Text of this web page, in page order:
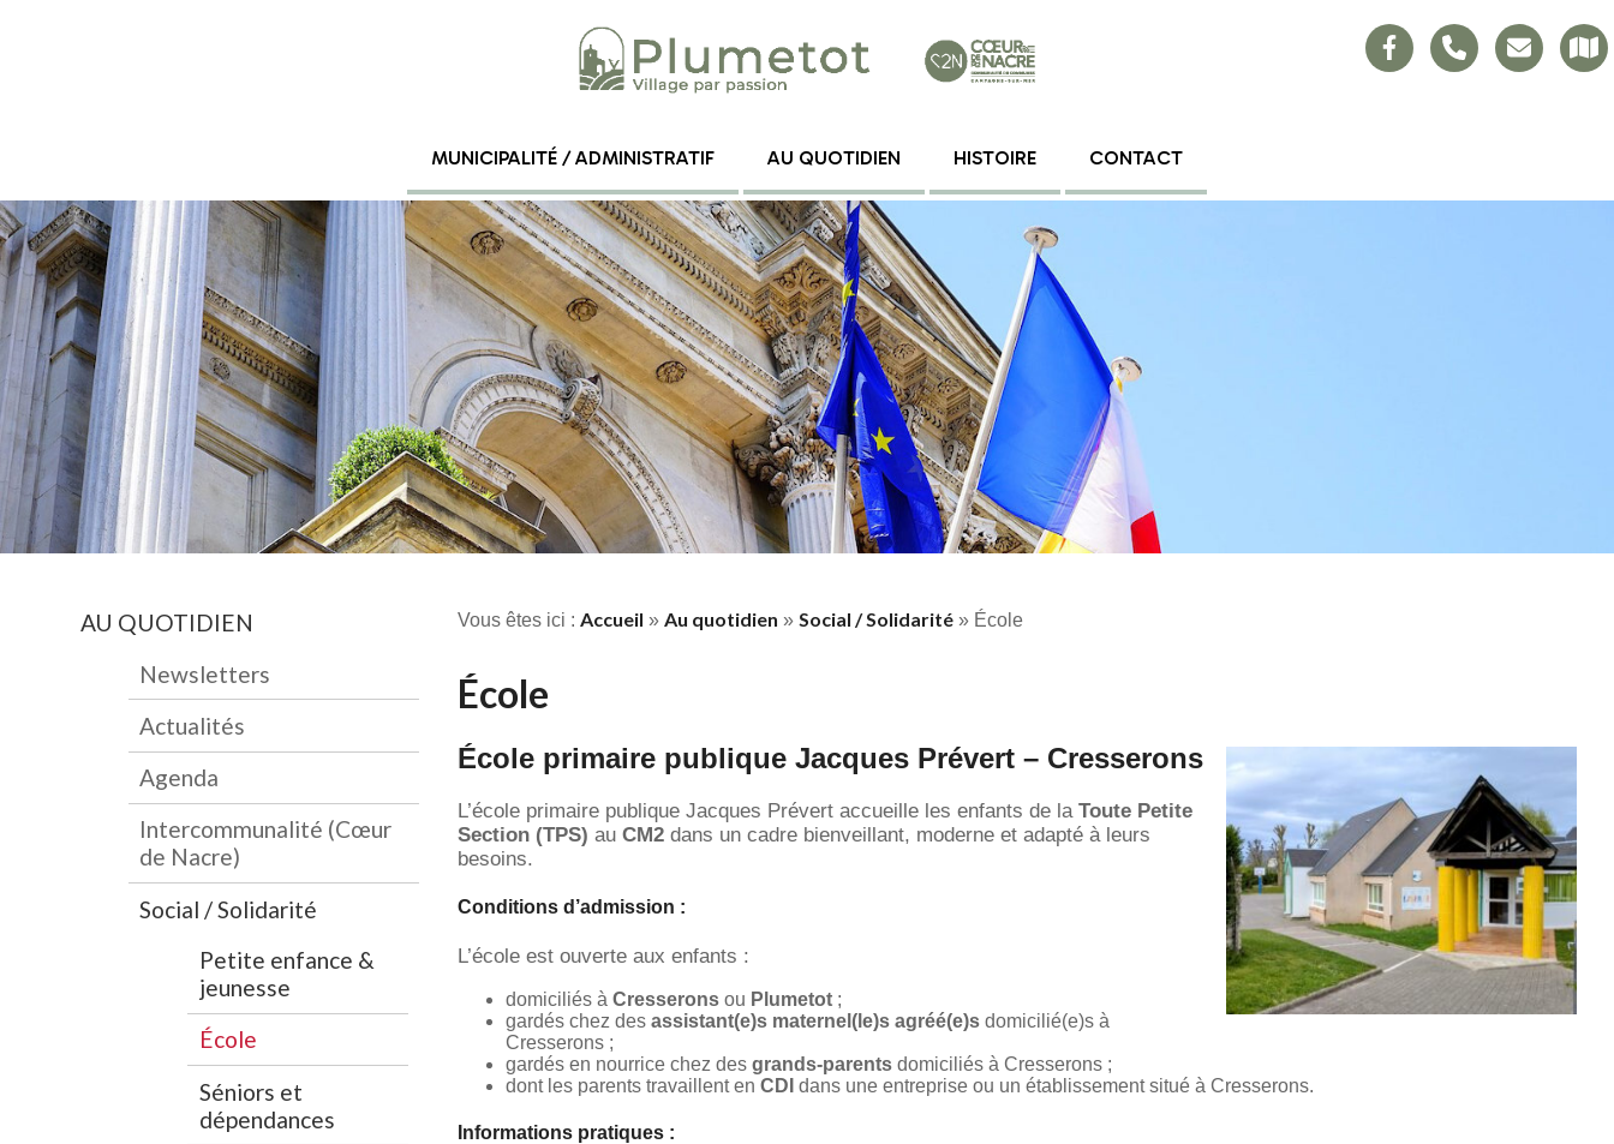
MUNICIPALITÉ / ADMINISTRATIF AU QUOTIDIEN HISTOIRE CONTACT
AU QUOTIDIEN
Newsletters
Actualités
Agenda
Intercommunalité (Cœur
de Nacre)
Social / Solidarité
Petite enfance &
jeunesse
École
Séniors et
dépendances
Vous êtes ici :Accueil »Au quotidien »Social / Solidarité » École
École
École primaire publique Jacques Prévert – Cresserons
L’école primaire publique Jacques Prévert accueille les enfants de laToute Petite
Section (TPS) auCM2 dans un cadre bienveillant, moderne et adapté à leurs
besoins.
Conditions d’admission :
L’école est ouverte aux enfants :
domiciliés àCresserons ou Plumetot ;
gardés chez desassistant(e)s maternel(le)s agréé(e)s domicilié(e)s à
Cresserons ;
gardés en nourrice chez desgrands-parents domiciliés à Cresserons ;
dont les parents travaillent enCDI dans une entreprise ou un établissement situé à Cresserons.
Informations pratiques :